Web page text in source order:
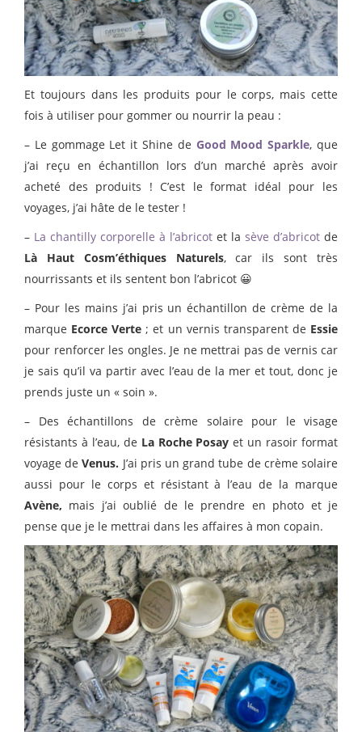
Et toujours dans les produits pour le corps, mais cette
fois à utiliser pour gommer ou nourrir la peau :
– Le gommage Let it Shine de Good Mood Sparkle, que
j’ai reçu en échantillon lors d’un marché après avoir
acheté des produits ! C’est le format idéal pour les
voyages, j’ai hâte de le tester !
– La chantilly corporelle à l’abricot et la sève d’abricot de
Là Haut Cosm’éthiques Naturels, car ils sont très
nourrissants et ils sentent bon l’abricot 😀
– Pour les mains j’ai pris un échantillon de crème de la
marque Ecorce Verte ; et un vernis transparent de Essie
pour renforcer les ongles. Je ne mettrai pas de vernis car
je sais qu’il va partir avec l’eau de la mer et tout, donc je
prends juste un « soin ».
– Des échantillons de crème solaire pour le visage
résistants à l’eau, de La Roche Posayet un rasoir format
voyage deVenus. J’ai pris un grand tube de crème solaire
aussi pour le corps et résistant à l’eau de la marque
Avène, mais j’ai oublié de le prendre en photo et je
pense que je le mettrai dans les affaires à mon copain.